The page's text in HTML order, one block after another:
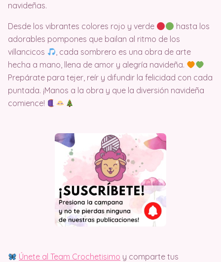
navideñas.
Desde los vibrantes colores rojo y verde
hasta los
adorables pompones que bailan al ritmo de los
villancicos
, cada sombrero es una obra de arte
hecha a mano, llena de amor y alegría navideña.
Prepárate para tejer, reír y difundir la felicidad con cada
puntada. ¡Manos a la obra y que la diversión navideña
comience!
Únete al Team Crochetisimo y comparte tus